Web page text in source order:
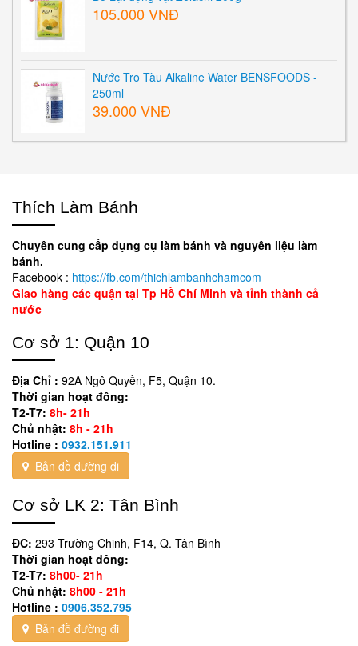
105.000 VNĐ
Nước Tro Tàu Alkaline Water BENSFOODS -
250ml
39.000 VNĐ
Thích Làm Bánh
Chuyên cung cấp dụng cụ làm bánh và nguyên liệu làm
bánh.
Facebook : https://fb.com/thichlambanhchamcom
Giao hàng các quận tại Tp Hồ Chí Minh và tỉnh thành cả
nước
Cơ sở 1: Quận 10
Địa Chỉ : 92A Ngô Quyền, F5, Quận 10.
Thời gian hoạt đông:
T2-T7: 8h- 21h
Chủ nhật: 8h - 21h
Hotline : 0932.151.911
Bản đồ đường đi
Cơ sở LK 2: Tân Bình
ĐC: 293 Trường Chinh, F14, Q. Tân Bình
Thời gian hoạt đông:
T2-T7: 8h00- 21h
Chủ nhật: 8h00 - 21h
Hotline : 0906.352.795
Bản đồ đường đi